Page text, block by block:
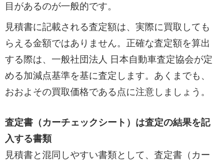
目があるのが一般的です。
見積書に記載される査定額は、実際に買取しても
らえる金額ではありません。正確な査定額を算出
する際は、一般社団法人 日本自動車査定協会が定
める加減点基準を基に査定します。あくまでも、
おおよその買取価格である点に注意しましょう。
査定書（カーチェックシート）は査定の結果を記
入する書類
見積書と混同しやすい書類として、査定書（カー